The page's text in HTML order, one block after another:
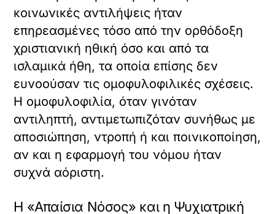
κοινωνικές αντιλήψεις ήταν
επηρεασμένες τόσο από την ορθόδοξη
χριστιανική ηθική όσο και από τα
ισλαμικά ήθη, τα οποία επίσης δεν
ευνοούσαν τις ομοφυλοφιλικές σχέσεις.
Η ομοφυλοφιλία, όταν γινόταν
αντιληπτή, αντιμετωπιζόταν συνήθως με
αποσιώπηση, ντροπή ή και ποινικοποίηση,
αν και η εφαρμογή του νόμου ήταν
συχνά αόριστη.
Η «Απαίσια Νόσος» και η Ψυχιατρική